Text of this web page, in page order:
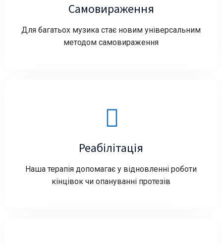
Самовираження
Для багатьох музика стає новим універсальним
методом самовираження
Реабілітація
Наша терапія допомагає у відновленні роботи
кінцівок чи опануванні протезів